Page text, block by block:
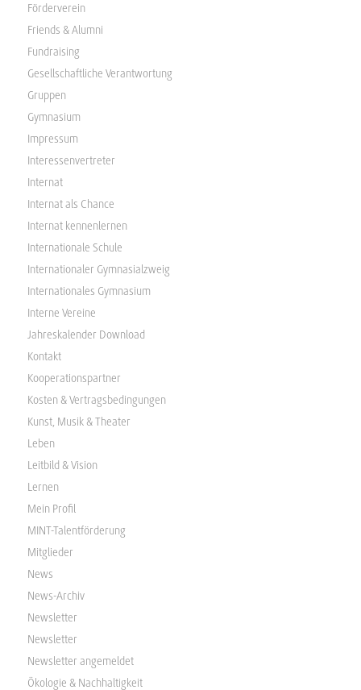
Förderverein
Friends & Alumni
Fundraising
Gesellschaftliche Verantwortung
Gruppen
Gymnasium
Impressum
Interessenvertreter
Internat
Internat als Chance
Internat kennenlernen
Internationale Schule
Internationaler Gymnasialzweig
Internationales Gymnasium
Interne Vereine
Jahreskalender Download
Kontakt
Kooperationspartner
Kosten & Vertragsbedingungen
Kunst, Musik & Theater
Leben
Leitbild & Vision
Lernen
Mein Profil
MINT-Talentförderung
Mitglieder
News
News-Archiv
Newsletter
Newsletter
Newsletter angemeldet
Ökologie & Nachhaltigkeit